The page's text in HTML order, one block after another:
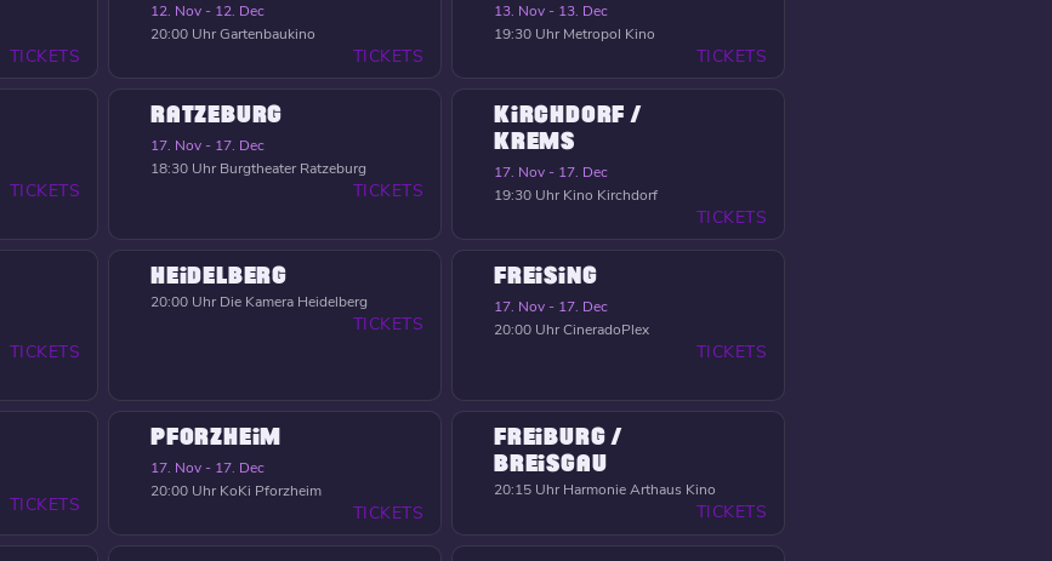
TICKETS
12. Nov - 12. Dec
20:00 UhrGartenbaukino
TICKETS
13. Nov - 13. Dec
19:30 Uhr Metropol Kino
TICKETS
TICKETS
RATZEBURG
17. Nov - 17. Dec
18:30 Uhr Burgtheater Ratzeburg
TICKETS
KIRCHDORF /
KREMS
17. Nov - 17. Dec
19:30 Uhr Kino Kirchdorf
TICKETS
TICKETS
HEIDELBERG
20:00 Uhr Die Kamera Heidelberg
TICKETS
FREISING
17. Nov - 17. Dec
20:00 UhrCineradoPlex
TICKETS
TICKETS
PFORZHEIM
17. Nov - 17. Dec
20:00 Uhr KoKi Pforzheim
TICKETS
FREIBURG /
BREISGAU
20:15 Uhr Harmonie Arthaus Kino
TICKETS